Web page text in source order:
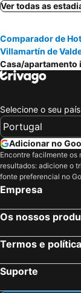
Ver todas as
Comparador de
Villamartín de
Casa/apartamento
Selecione o seu país
Adicionar no
Encontre facilmente os
resultados: adicione o
fonte preferencial no
Empresa
Os nossos
Termos e
Suporte